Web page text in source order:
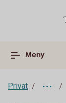
Meny
Privat